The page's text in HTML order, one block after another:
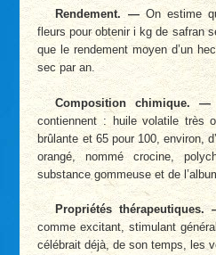
Rendement. —On estime
fleurs pour obtenir i kg de safran
que le rendement moyen d’un
sec par an.
Composition chimique. —
contiennent : huile volatile très
brûlante et 65 pour 100, environ,
orangé, nommé crocine,
substance gommeuse et de
Propriétés thérapeutiques.
comme excitant, stimulant
célébrait déjà, de son temps, les